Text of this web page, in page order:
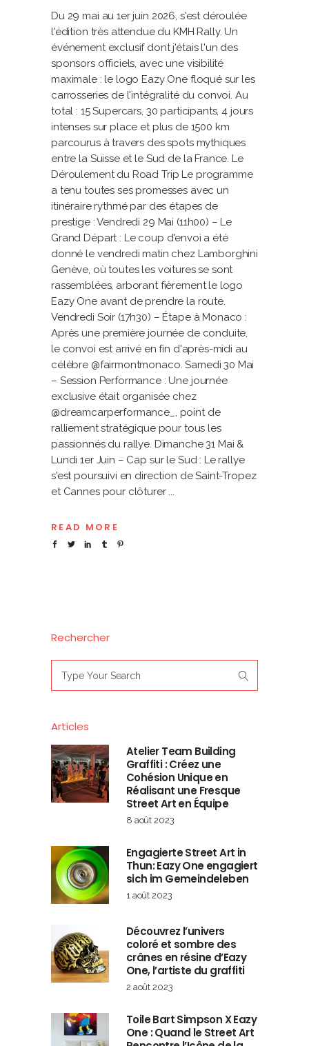
Du 29 mai au 1er juin 2026, s'est déroulée
l'édition très attendue du KMH Rally. Un
événement exclusif dont j'étais l'un des
sponsors officiels, avec une visibilité
maximale : le logo Eazy One floqué sur les
carrosseries de l'intégralité du convoi. Au
total : 15 Supercars, 30 participants, 4 jours
intenses sur place et plus de 1500 km
parcourus à travers des spots mythiques
entre la Suisse et le Sud de la France. Le
Déroulement du Road Trip Le programme
a tenu toutes ses promesses avec un
itinéraire rythmé par des étapes de
prestige : Vendredi 29 Mai (11h00) – Le
Grand Départ : Le coup d'envoi a été
donné le vendredi matin chez Lamborghini
Genève, où toutes les voitures se sont
rassemblées, arborant fièrement le logo
Eazy One avant de prendre la route.
Vendredi Soir (17h30) – Étape à Monaco :
Après une première journée de conduite,
le convoi est arrivé en fin d'après-midi au
célèbre @fairmontmonaco. Samedi 30 Mai
– Session Performance : Une journée
exclusive était organisée chez
@dreamcarperformance_, point de
ralliement stratégique pour tous les
passionnés du rallye. Dimanche 31 Mai &
Lundi 1er Juin – Cap sur le Sud : Le rallye
s'est poursuivi en direction de Saint-Tropez
et Cannes pour clôturer
READ MORE
Rechercher
for:
Articles
Atelier Team Building
Graffiti : Créez une
Cohésion Unique en
Réalisant une Fresque
Street Art en Équipe
8 août 2023
Engagierte Street Art in
Thun: Eazy One engagiert
sich im Gemeindeleben
1 août 2023
Découvrez l’univers
coloré et sombre des
crânes en résine d’Eazy
One, l’artiste du graffiti
2 août 2023
Toile Bart Simpson X Eazy
One : Quand le Street Art